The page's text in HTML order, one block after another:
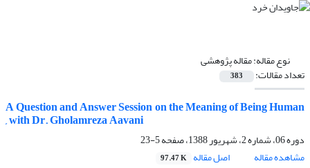
نوع مقاله:مقاله پژوهشی
تعداد مقالات: 383
A Question and Answer Session on the Meaning of Being Human
, with Dr. Gholamreza Aavani
دوره 06، شماره 2، شهریور 1388، صفحه
5-23
مشاهده مقاله
اصل مقاله 97.47 K